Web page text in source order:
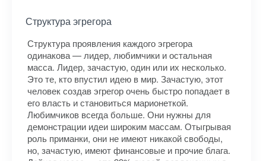
Структура эгрегора
Структура проявления каждого эгрегора
одинакова — лидер, любимчики и остальная
масса. Лидер, зачастую, один или их несколько.
Это те, кто впустил идею в мир. Зачастую, этот
человек создав эгрегор очень быстро попадает в
его власть и становиться марионеткой.
Любимчиков всегда больше. Они нужны для
демонстрации идеи широким массам. Отыгрывая
роль приманки, они не имеют никакой свободы,
но, зачастую, имеют финансовые и прочие блага.